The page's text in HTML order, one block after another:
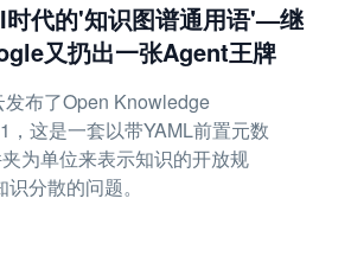
代的'知识图谱通用语'—继
又扔出一张Agent王牌
布了Open Knowledge
，这是一套以带YAML前置元数
为单位来表示知识的开放规
分散的问题。